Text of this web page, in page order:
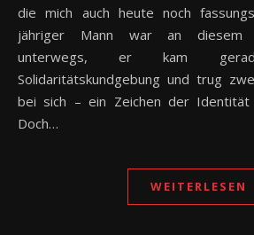
die mich auch heute noch
jähriger Mann war an diesem
unterwegs, er kam
Solidaritätskundgebung und trug
bei sich – ein Zeichen der Identität
Doch…
WEITERLESEN